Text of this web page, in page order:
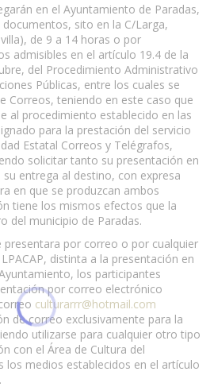
en el Ayuntamiento de Paradas,
sito en la C/Larga,
de 9 a 14 horas o por
admisibles en el artículo 19.4 de la
del Procedimiento Administrativo
Públicas, entre los cuales se
Correos, teniendo en este caso que
al procedimiento establecido en las
para la prestación del servicio
Estatal Correos y Telégrafos,
solicitar tanto su presentación en
entrega al destino, con expresa
en que se produzcan ambos
tiene los mismos efectos que la
del municipio de Paradas.
presentara por correo o por cualquier
distinta a la presentación en
los participantes
por correo electrónico
culturarrr@hotmail.com
de correo exclusivamente para la
utilizarse para cualquier otro tipo
con el Área de Cultura del
los medios establecidos en el artículo